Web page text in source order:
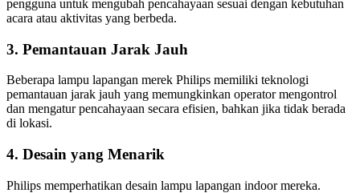
pengguna untuk mengubah pencahayaan sesuai dengan kebutuhan
acara atau aktivitas yang berbeda.
3. Pemantauan Jarak Jauh
Beberapa lampu lapangan merek Philips memiliki teknologi
pemantauan jarak jauh yang memungkinkan operator mengontrol
dan mengatur pencahayaan secara efisien, bahkan jika tidak berada
di lokasi.
4. Desain yang Menarik
Philips memperhatikan desain lampu lapangan indoor mereka.